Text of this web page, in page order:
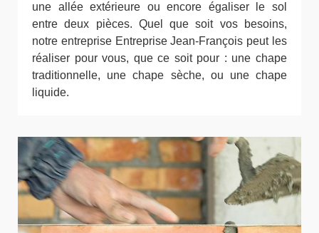
une allée extérieure ou encore égaliser le sol
entre deux pièces. Quel que soit vos besoins,
notre entreprise Entreprise Jean-François peut les
réaliser pour vous, que ce soit pour : une chape
traditionnelle, une chape sèche, ou une chape
liquide.